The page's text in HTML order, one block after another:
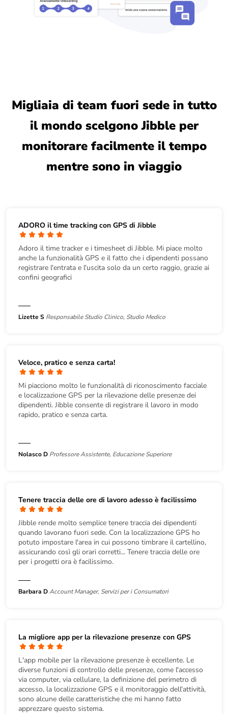
Migliaia di team fuori sede in tutto
il mondo scelgono Jibble per
monitorare facilmente il tempo
mentre sono in viaggio
ADORO il time tracking con GPS di Jibble
Adoro il time tracker e i timesheet di Jibble. Mi piace molto
anche la funzionalità GPS e il fatto che i dipendenti possano
registrare l'entrata e l'uscita solo da un certo raggio, grazie ai
confini geografici
Lizette S Responsabile Studio Clinico, Studio Medico
Veloce, pratico e senza carta!
Mi piacciono molto le funzionalità di riconoscimento facciale
e localizzazione GPS per la rilevazione delle presenze dei
dipendenti. Jibble consente di registrare il lavoro in modo
rapido, pratico e senza carta.
Nolasco D Professore Assistente, Educazione Superiore
Tenere traccia delle ore di lavoro adesso è facilissimo
Jibble rende molto semplice tenere traccia dei dipendenti
quando lavorano fuori sede. Con la localizzazione GPS ho
potuto impostare l'area in cui possono timbrare il cartellino,
assicurando così gli orari corretti... Tenere traccia delle ore
per i progetti ora è facilissimo.
Barbara DAccount Manager, Servizi per i Consumatori
La migliore app per la rilevazione presenze con GPS
L'app mobile per la rilevazione presenze è eccellente. Le
diverse funzioni di controllo delle presenze, come l'accesso
via computer, via cellulare, la definizione del perimetro di
accesso, la localizzazione GPS e il monitoraggio dell'attività,
sono alcune delle caratteristiche che mi hanno fatto
apprezzare questo sistema.